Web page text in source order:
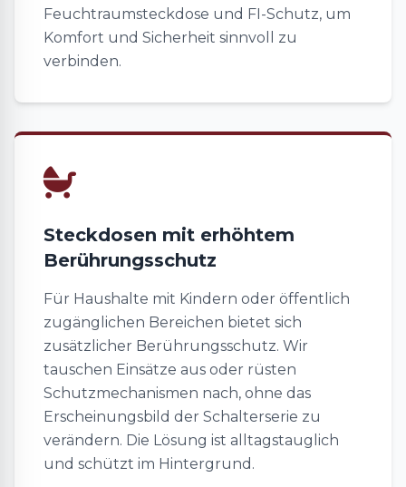
Feuchtraumsteckdose und FI-Schutz, um
Komfort und Sicherheit sinnvoll zu
verbinden.
Steckdosen mit erhöhtem
Berührungsschutz
Für Haushalte mit Kindern oder öffentlich
zugänglichen Bereichen bietet sich
zusätzlicher Berührungsschutz. Wir
tauschen Einsätze aus oder rüsten
Schutzmechanismen nach, ohne das
Erscheinungsbild der Schalterserie zu
verändern. Die Lösung ist alltagstauglich
und schützt im Hintergrund.